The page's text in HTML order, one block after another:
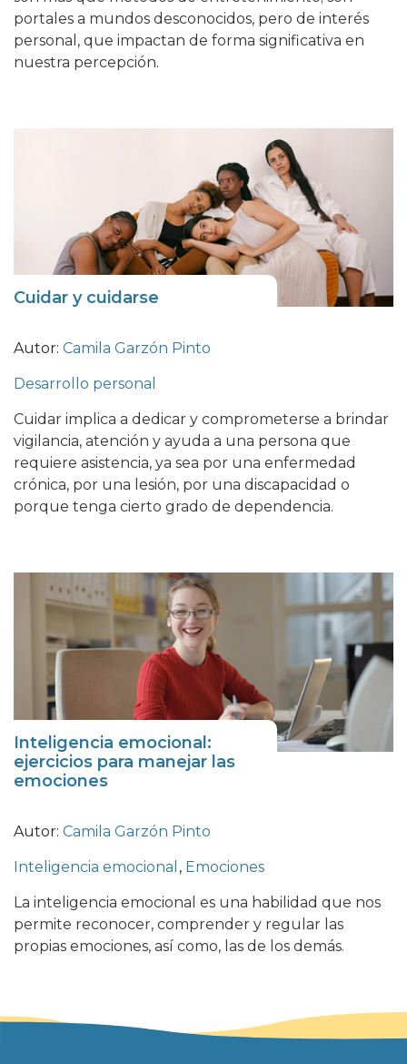
portales a mundos desconocidos, pero de interés
personal, que impactan de forma significativa en
nuestra percepción.
Cuidar y cuidarse
Autor: Camila Garzón Pinto
Desarrollo personal
Cuidar implica a dedicar y comprometerse a brindar
vigilancia, atención y ayuda a una persona que
requiere asistencia, ya sea por una enfermedad
crónica, por una lesión, por una discapacidad o
porque tenga cierto grado de dependencia.
Inteligencia emocional:
ejercicios para manejar las
emociones
Autor: Camila Garzón Pinto
Inteligencia emocional, Emociones
La inteligencia emocional es una habilidad que nos
permite reconocer, comprender y regular las
propias emociones, así como, las de los demás.